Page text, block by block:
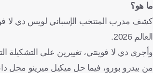
ما هو؟
كشف مدرب المنتخب الإسباني لويس دي لا
العالم 2026.
وأجرى دي لا فوينتي، تغييرين على
من بيدرو بورو، فيما حل ميكيل ميرينو محل